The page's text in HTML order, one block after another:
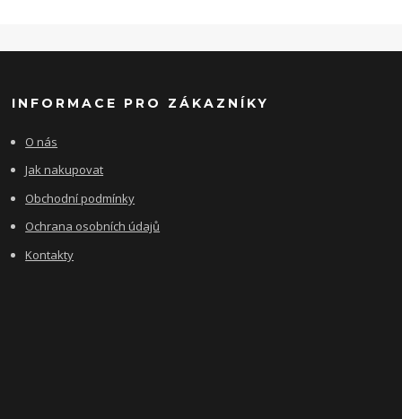
INFORMACE PRO ZÁKAZNÍKY
O nás
Jak nakupovat
Obchodní podmínky
Ochrana osobních údajů
Kontakty